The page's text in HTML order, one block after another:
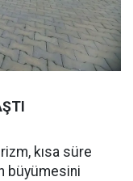
kısa süre
büyümesini